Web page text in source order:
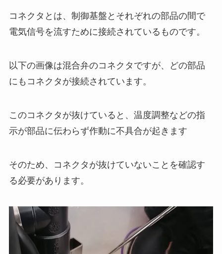
コネクタとは、制御基盤とそれぞれの部品の間で
電気信号を流すために接続されているものです。
以下の画像は混合弁のコネクタですが、どの部品
にもコネクタが接続されています。
このコネクタが抜けていると、温度調整などの指
示が部品に伝わらず作動に不具合が起きます
そのため、コネクタが抜けていないことを確認す
る必要があります。